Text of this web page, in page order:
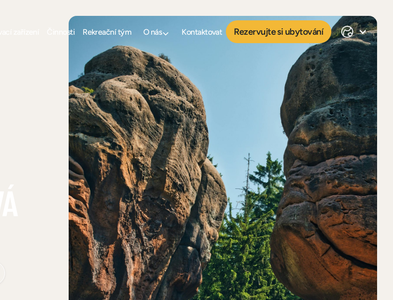
Činnosti Rekreační tým O nás Kontaktovat Rezervujte si ubytování